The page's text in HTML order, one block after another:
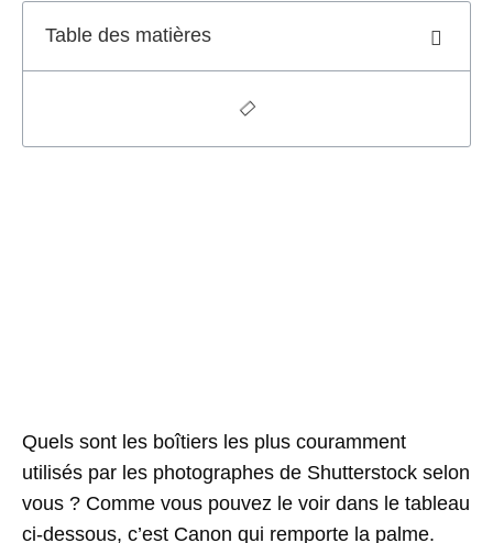
Table des matières
Quels sont les boîtiers les plus couramment
utilisés par les photographes de Shutterstock selon
vous ? Comme vous pouvez le voir dans le tableau
ci-dessous, c’est Canon qui remporte la palme.